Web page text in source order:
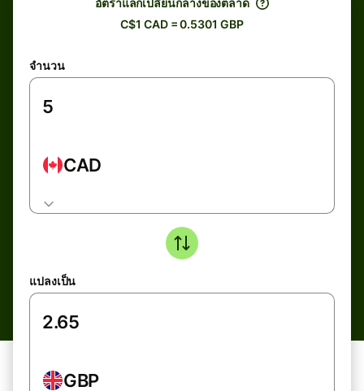
อัตราแลกเปลี่ยนกลางของตลาด
C$1 CAD = 0.5301 GBP
จำนวน
CAD
แปลงเป็น
GBP